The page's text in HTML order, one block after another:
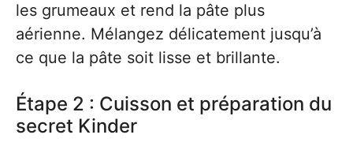
les grumeaux et rend la pâte plus
aérienne. Mélangez délicatement jusqu’à
ce que la pâte soit lisse et brillante.
Étape 2 : Cuisson et préparation du
secret Kinder